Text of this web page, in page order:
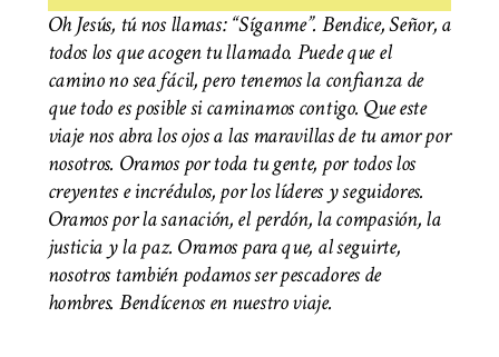
Oh Jesús, tú nos llamas: “Síganme”. Bendice, Señor, a
todos los que acogen tu llamado. Puede que el
camino no sea fácil, pero tenemos la confianza de
que todo es posible si caminamos contigo. Que este
viaje nos abra los ojos a las maravillas de tu amor por
nosotros. Oramos por toda tu gente, por todos los
creyentes e incrédulos, por los líderes y seguidores.
Oramos por la sanación, el perdón, la compasión, la
justicia y la paz. Oramos para que, al seguirte,
nosotros también podamos ser pescadores de
hombres. Bendícenos en nuestro viaje.